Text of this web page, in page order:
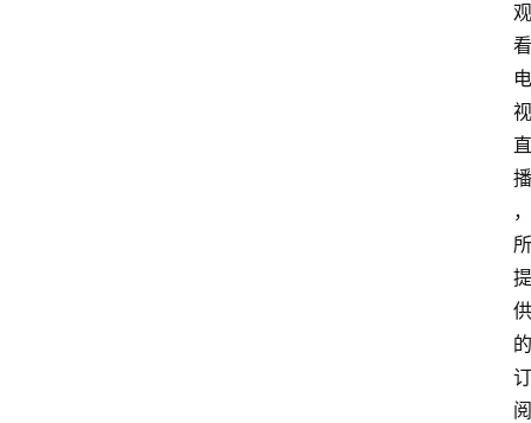
观
看
电
视
直
播
，
所
提
供
的
订
阅